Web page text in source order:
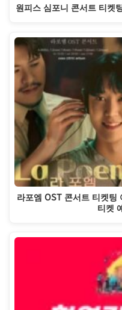
원피스 심포니 콘서트 티켓
라포엠 OST 콘서트 티켓팅
티켓